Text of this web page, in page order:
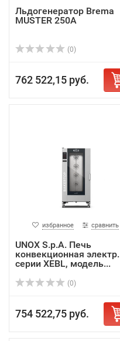
Льдогенератор Brema
MUSTER 250A
(0)
762 522,15 руб.
избранное сравнить
UNOX S.p.A. Печь
конвекционная электр.
серии XEBL, модель...
(0)
754 522,75 руб.